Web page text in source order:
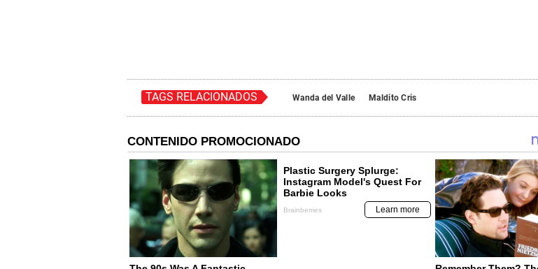
TAGS RELACIONADOS Wanda del Valle Maldito Cris